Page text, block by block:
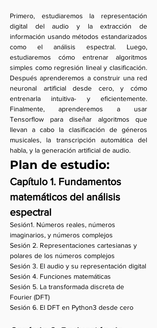
Primero, estudiaremos la representación
digital del audio y la extracción de
información usando métodos estandarizados
como el análisis espectral. Luego,
estudiaremos cómo entrenar algoritmos
simples como regresión lineal y clasificación.
Después aprenderemos a construir una red
neuronal artificial desde cero, y cómo
entrenarla intuitiva- y eficientemente.
Finalmente, aprenderemos a usar
Tensorflow para diseñar algoritmos que
llevan a cabo la clasificación de géneros
musicales, la transcripción automática del
habla, y la generación artificial de audio.
Plan de estudio:
Capítulo 1. Fundamentos
matemáticos del análisis
espectral
Sesión1. Números reales, números
imaginarios, y números complejos
Sesión 2. Representaciones cartesianas y
polares de los números complejos
Sesión 3. El audio y su representación digital
Sesión 4. Funciones matemáticas
Sesión 5. La transformada discreta de
Fourier (DFT)
Sesión 6. El DFT en Python3 desde cero